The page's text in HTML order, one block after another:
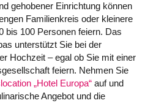
gehobener Einrichtung können
Familienkreis oder kleinere
bis 100 Personen feiern. Das
unterstützt Sie bei der
Hochzeit – egal ob Sie mit einer
feiern. Nehmen Sie
„Hotel Europa“ auf und
Angebot und die